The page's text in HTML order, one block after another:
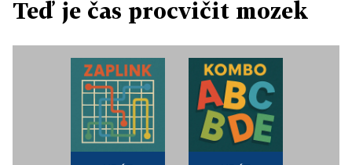
Teď je čas procvičit mozek